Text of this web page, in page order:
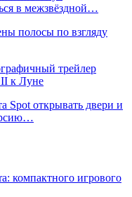
в межзвёздной…
полосы по взгляду
трейлер
к Луне
Spot открывать двери и
компактного игрового